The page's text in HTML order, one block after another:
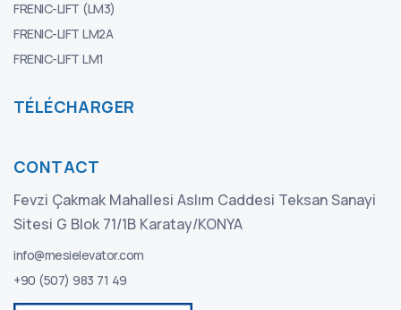
FRENIC-LIFT (LM3)
FRENIC-LIFT LM2A
FRENIC-LIFT LM1
TÉLÉCHARGER
CONTACT
Fevzi Çakmak Mahallesi Aslım Caddesi Teksan Sanayi
Sitesi G Blok 71/1B Karatay/KONYA
info@mesielevator.com
+90 (507) 983 71 49